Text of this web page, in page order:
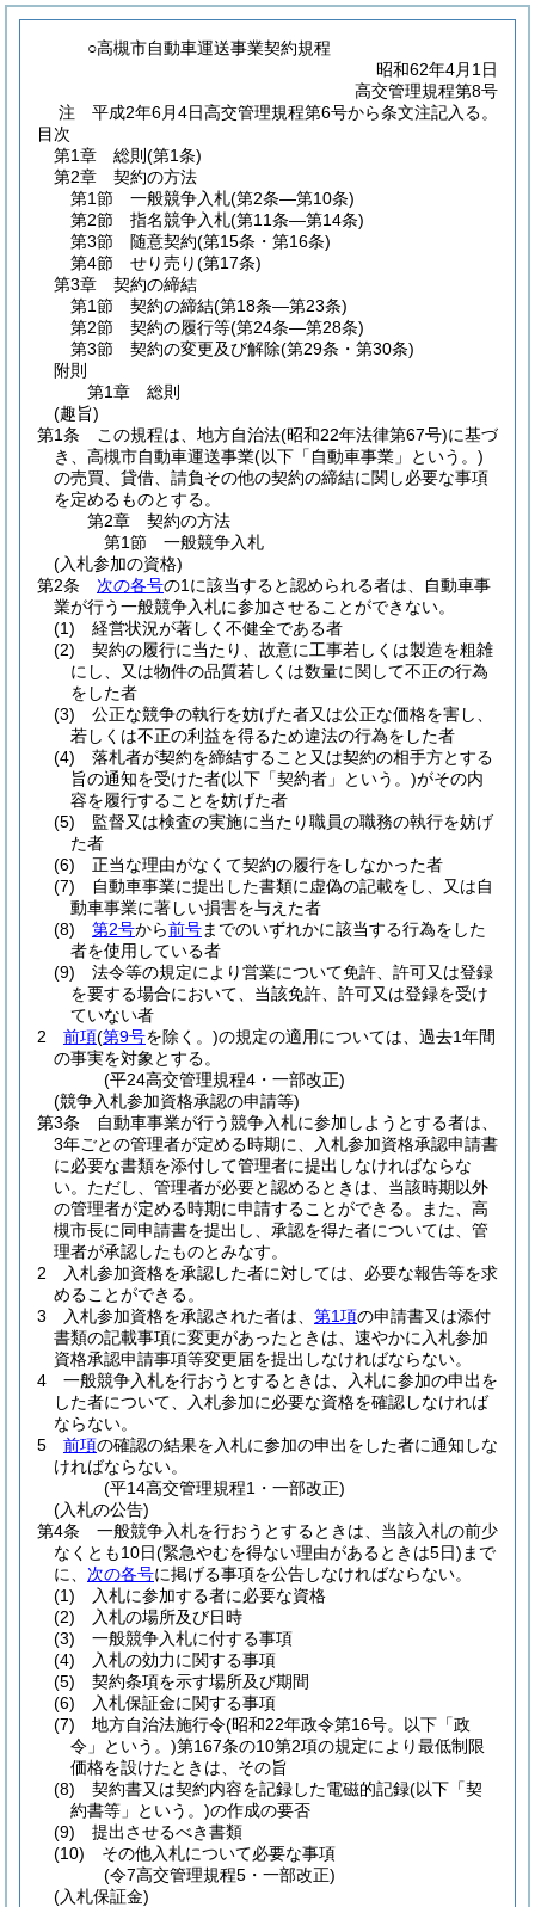
○高槻市自動車運送事業契約規程
昭和62年4月1日
高交管理規程第8号
注 平成2年6月4日高交管理規程第6号から条文注記入る。
目次
第1章
総則 (第1条)
第2章
契約の方法
第1節
一般競争入札(第2条―第10条)
第2節
指名競争入札(第11条―第14条)
第3節
随意契約(第15条・第16条)
第4節
せり売り(第17条)
第3章
契約の締結
第1節
契約の締結(第18条―第23条)
第2節
契約の履行等(第24条―第28条)
第3節
契約の変更及び解除(第29条・第30条)
附則
第1章
総則
(趣旨)
第1条
この規程は、地方自治法(昭和22年法律第67号)に基づ
き、高槻市自動車運送事業(以下「自動車事業」という。)
の売買、貸借、請負その他の契約の締結に関し必要な事項
を定めるものとする。
第2章
契約の方法
第1節
一般競争入札
(入札参加の資格)
第2条
次の各号の1に該当すると認められる者は、自動車事
業が行う一般競争入札に参加させることができない。
(1)
経営状況が著しく不健全である者
(2)
契約の履行に当たり、故意に工事若しくは製造を粗雑
にし、又は物件の品質若しくは数量に関して不正の行為
をした者
(3)
公正な競争の執行を妨げた者又は公正な価格を害し、
若しくは不正の利益を得るため違法の行為をした者
(4)
落札者が契約を締結すること又は契約の相手方とする
旨の通知を受けた者(以下「契約者」という。)がその内
容を履行することを妨げた者
(5)
監督又は検査の実施に当たり職員の職務の執行を妨げ
た者
(6)
正当な理由がなくて契約の履行をしなかった者
(7)
自動車事業に提出した書類に虚偽の記載をし、又は自
動車事業に著しい損害を与えた者
(8)
第2号から前号までのいずれかに該当する行為をした
者を使用している者
(9)
法令等の規定により営業について免許、許可又は登録
を要する場合において、当該免許、許可又は登録を受け
ていない者
2
前項(第9号を除く。)の規定の適用については、過去1年間
の事実を対象とする。
(平24高交管理規程4・一部改正)
(競争入札参加資格承認の申請等)
第3条
自動車事業が行う競争入札に参加しようとする者は、
3年ごとの管理者が定める時期に、入札参加資格承認申請書
に必要な書類を添付して管理者に提出しなければならな
い。 ただし、管理者が必要と認めるときは、当該時期以外
の管理者が定める時期に申請することができる。
また、高
槻市長に同申請書を提出し、承認を得た者については、管
理者が承認したものとみなす。
2
入札参加資格を承認した者に対しては、必要な報告等を求
めることができる。
3
入札参加資格を承認された者は、 第1項の申請書又は添付
書類の記載事項に変更があったときは、速やかに入札参加
資格承認申請事項等変更届を提出しなければならない。
4
一般競争入札を行おうとするときは、入札に参加の申出を
した者について、入札参加に必要な資格を確認しなければ
ならない。
5
前項の確認の結果を入札に参加の申出をした者に通知しな
ければならない。
(平14高交管理規程1・一部改正)
(入札の公告)
第4条
一般競争入札を行おうとするときは、当該入札の前少
なくとも10日(緊急やむを得ない理由があるときは5日) まで
に、 次の各号に掲げる事項を公告しなければならない。
(1)
入札に参加する者に必要な資格
(2)
入札の場所及び日時
(3)
一般競争入札に付する事項
(4)
入札の効力に関する事項
(5)
契約条項を示す場所及び期間
(6)
入札保証金に関する事項
(7)
地方自治法施行令(昭和22年政令第16号。以下「政
令」という。)第167条の10第2項の規定により最低制限
価格を設けたときは、その旨
(8)
契約書又は契約内容を記録した電磁的記録(以下「契
約書等」という。)の作成の要否
(9)
提出させるべき書類
(10)
その他入札について必要な事項
(令7高交管理規程5・一部改正)
(入札保証金)